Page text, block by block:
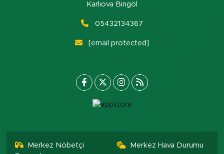
Karlıova Bingöl
05432134367
[email protected]
Merkez Nöbetçi
Merkez Hava Durumu